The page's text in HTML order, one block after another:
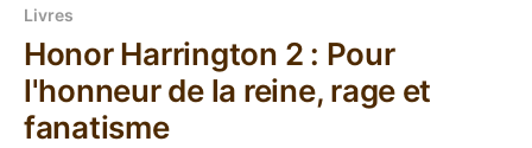
Livres
Honor Harrington 2 : Pour
l'honneur de la reine, rage et
fanatisme